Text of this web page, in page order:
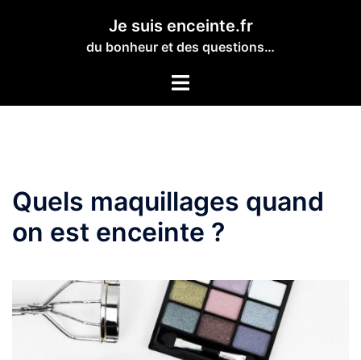
Je suis enceinte.fr
du bonheur et des questions…
Toggle
Quels maquillages quand
on est enceinte ?